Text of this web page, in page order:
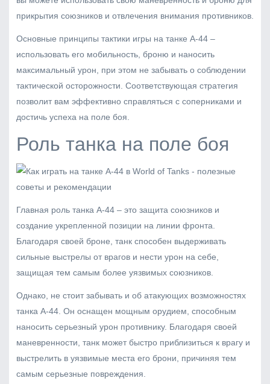
прикрытия союзников и отвлечения внимания противников.
Основные принципы тактики игры на танке А-44 –
использовать его мобильность, броню и наносить
максимальный урон, при этом не забывать о соблюдении
тактической осторожности. Соответствующая стратегия
позволит вам эффективно справляться с соперниками и
достичь успеха на поле боя.
Роль танка на поле боя
Главная роль танка А-44 – это защита союзников и
создание укрепленной позиции на линии фронта.
Благодаря своей броне, танк способен выдерживать
сильные выстрелы от врагов и нести урон на себе,
защищая тем самым более уязвимых союзников.
Однако, не стоит забывать и об атакующих возможностях
танка А-44. Он оснащен мощным орудием, способным
наносить серьезный урон противнику. Благодаря своей
маневренности, танк может быстро приблизиться к врагу и
выстрелить в уязвимые места его брони, причиняя тем
самым серьезные повреждения.